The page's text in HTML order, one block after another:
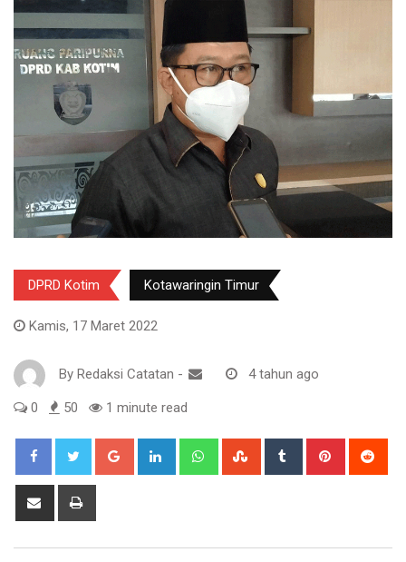
DPRD Kotim Kotawaringin Timur
Kamis, 17 Maret 2022
By Redaksi Catatan - 4 tahun ago
0 50 1 minute read
Google+ LinkedIn WhatsappStumbleUpon
Tumblr Pinterest
Share